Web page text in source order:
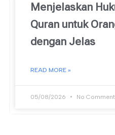
Menjelaskan
Quran untuk
dengan Jelas
READ MORE »
05/08/2026 No